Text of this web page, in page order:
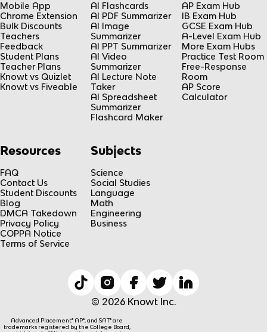
Mobile App
Chrome Extension
Bulk Discounts
Teachers
Feedback
Student Plans
Teacher Plans
Knowt vs Quizlet
Knowt vs Fiveable
AI Flashcards
AI PDF Summarizer
AI Image
Summarizer
AI PPT Summarizer
AI Video
Summarizer
AI Lecture Note
Taker
AI Spreadsheet
Summarizer
Flashcard Maker
AP Exam Hub
IB Exam Hub
GCSE Exam Hub
A-Level Exam Hub
More Exam Hubs
Practice Test Room
Free-Response
Room
AP Score
Calculator
Resources
FAQ
Contact Us
Student Discounts
Blog
DMCA Takedown
Privacy Policy
COPPA Notice
Terms of Service
Subjects
Science
Social Studies
Language
Math
Engineering
Business
© 2026 Knowt Inc.
Advanced Placement® AP®, and SAT® are
trademarks registered by the College Board,